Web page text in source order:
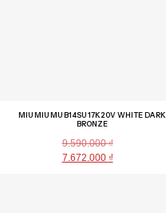
MIU MIU MU B14SU 17K20V WHITE DARK
BRONZE
9.590.000₫
7.672.000 ₫